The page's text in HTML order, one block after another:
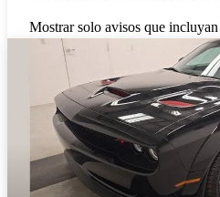
Mostrar solo avisos que